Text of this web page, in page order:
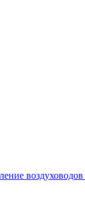
воздуховодов